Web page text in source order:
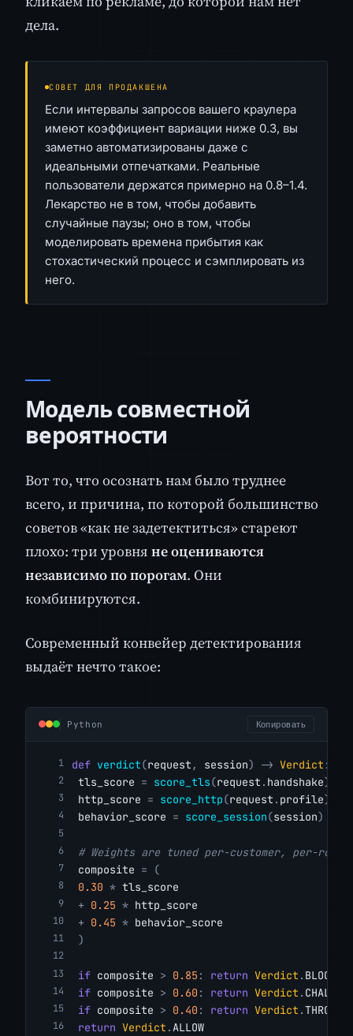
дела.
СОВЕТ ДЛЯ ПРОДАКШЕНА
Если интервалы запросов вашего краулера
имеют коэффициент вариации ниже 0.3, вы
заметно автоматизированы даже с
идеальными отпечатками. Реальные
пользователи держатся примерно на 0.8–1.4.
Лекарство не в том, чтобы добавить
случайные паузы; оно в том, чтобы
моделировать времена прибытия как
стохастический процесс и сэмплировать из
него.
Модель совместной
вероятности
Вот то, что осознать нам было труднее
всего, и причина, по которой большинство
советов «как не задетектиться» стареют
плохо: три уровня не оцениваются
независимо по порогам. Они
комбинируются.
Современный конвейер детектирования
выдаёт нечто такое:
Python Копировать
def verdict(request , session) -> Verdict :
tls_score = score_tls(request . handshake)
http_score = score_http(request . profile)
behavior_score = score_session(session)
# Weights are tuned per-customer, per-
composite =
(
0.30 * tls_score
+ 0.25 * http_score
+ 0.45 * behavior_score
)
if composite > 0.85 : return Verdict . BLOCK
if composite > 0.60 : return Verdict .
if composite > 0.40 : return Verdict .
return Verdict .ALLOW